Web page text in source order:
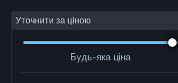
Увійти
Крамниця
Уточнити за ціною
Будь-яка ціна